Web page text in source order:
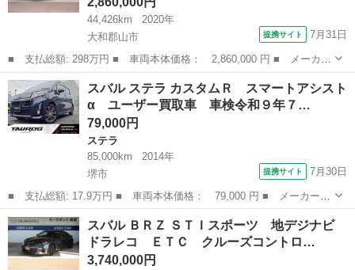
44,426km
2020年
大和郡山市
提携サイト 7月31日
■ 支払総額: 298万円 ■ 車両本体価格： 2,860,000 円 ■ メーカー
名： スバル ■ 車種名： ＷＲＸ Ｓ４ ■ グレード名： ＳＴＩス
ポーツ アイサイト メモリ地デジナビ ドラレコ ＥＴＣ バック
カメラ ...
奈良 大和郡山市
スバル ステラ カスタムＲ スマートアシスト
α ユーザー買取車 車検令和９年７…
79,000円
ステラ
85,000km
2014年
堺市
提携サイト 7月30日
■ 支払総額: 17.9万円 ■ 車両本体価格： 79,000 円 ■ メーカー
名： スバル ■ 車種名： ステラ ■ グレード名： カスタムＲ
スマートアシストα ユーザー買取車 車検令和９年７月 ナビ 純正
１５インチア...
大阪 堺市
スバル ＢＲＺ ＳＴＩスポーツ 地デジナビ
ドラレコ ＥＴＣ クルーズコントロ…
3,740,000円